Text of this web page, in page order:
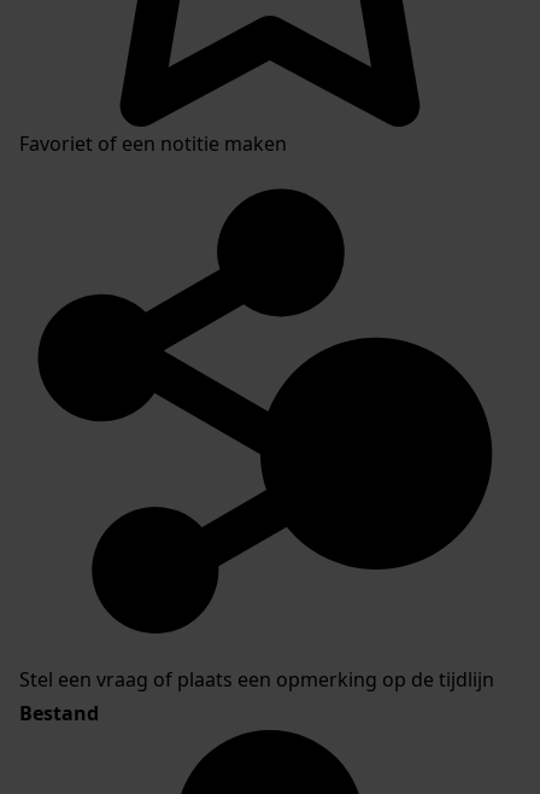
Favoriet of een notitie maken
Stel een vraag of plaats een opmerking op de tijdlijn
Bestand